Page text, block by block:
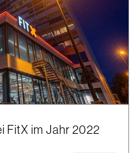
FitX im Jahr 2022